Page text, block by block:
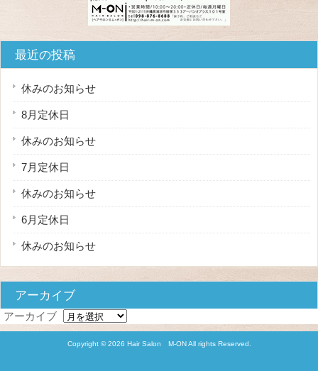
最近の投稿
休みのお知らせ
8月定休日
休みのお知らせ
7月定休日
休みのお知らせ
6月定休日
休みのお知らせ
アーカイブ
アーカイブ
Copyright © 2026 Hair Salon M-ON All rights Reserved.